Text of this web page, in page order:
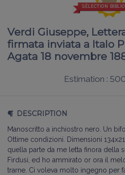
SÉLECTION
Verdi Giuseppe,
firmata inviata a Italo
Agata 18 novembre
Estimation :
DESCRIPTION
Manoscritto a inchiostro nero. Un
Ottime condizioni. Dimensioni
quella parte da me letta finora della
Firdusi, ed ho ammirato or ora il
trarne. Ci voleva molto ingegno per